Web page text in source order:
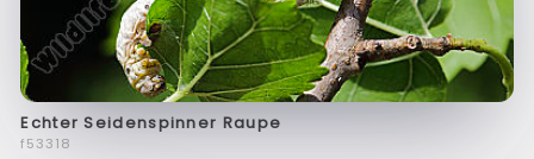
Echter Seidenspinner Raupe
f53318